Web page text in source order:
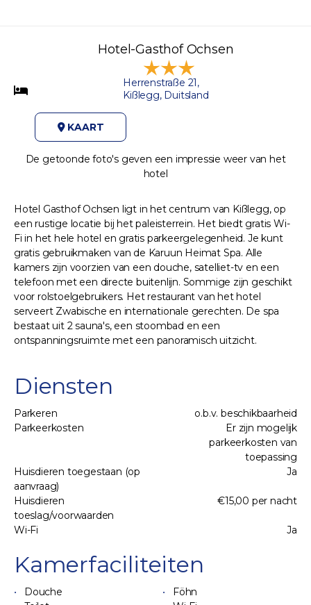
Hotel-Gasthof Ochsen
Herrenstraße 21,
Kißlegg, Duitsland
KAART
De getoonde foto's geven een impressie weer van het
hotel
Hotel Gasthof Ochsen ligt in het centrum van Kißlegg, op
een rustige locatie bij het paleisterrein. Het biedt gratis Wi-
Fi in het hele hotel en gratis parkeergelegenheid. Je kunt
gratis gebruikmaken van de Karuun Heimat Spa. Alle
kamers zijn voorzien van een douche, satelliet-tv en een
telefoon met een directe buitenlijn. Sommige zijn geschikt
voor rolstoelgebruikers. Het restaurant van het hotel
serveert Zwabische en internationale gerechten. De spa
bestaat uit 2 sauna's, een stoombad en een
ontspanningsruimte met een panoramisch uitzicht.
Diensten
Parkeren
o.b.v. beschikbaarheid
Parkeerkosten
Er zijn mogelijk
parkeerkosten van
toepassing
Huisdieren toegestaan (op
aanvraag)
Ja
Huisdieren
toeslag/voorwaarden
€15,00 per nacht
Wi-Fi Ja
Kamerfaciliteiten
Douche
Föhn